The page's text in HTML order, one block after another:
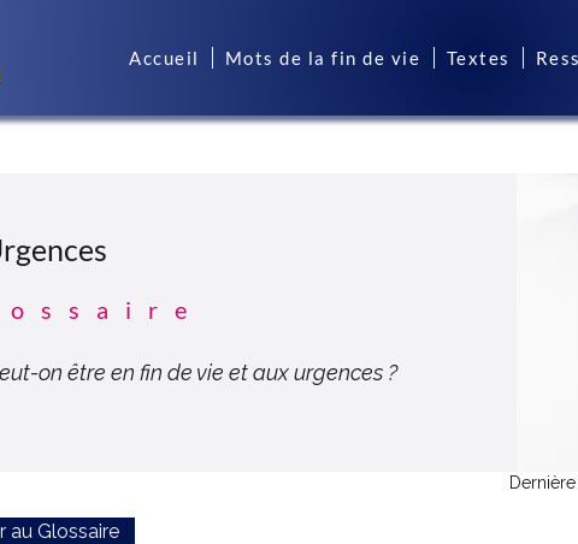
Accueil Mots de la fin de vie Textes
on être en fin de vie et aux urgences ?
au Glossaire